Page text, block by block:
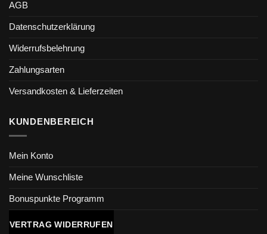
AGB
Datenschutzerklärung
Widerrufsbelehrung
Zahlungsarten
Versandkosten & Lieferzeiten
KUNDENBEREICH
Mein Konto
Meine Wunschliste
Bonuspunkte Programm
VERTRAG WIDERRUFEN